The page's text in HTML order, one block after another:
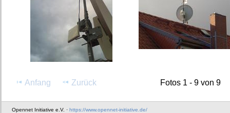
Anfang Zurück Fotos 1 - 9 von 9
Opennet Initiative e.V. · https://www.opennet-initiative.de/